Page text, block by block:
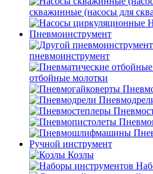
скважинные (насосы для
Пневмоинструмент
пневмоинструмент
отбойные молотки
Ручной инструмент
Козлы